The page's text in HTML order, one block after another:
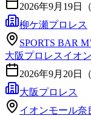
2026年9月19日（
柳ケ瀬プロレス
SPORTS BAR
大阪プロレスイオ
2026年9月20日（
大阪プロレス
イオンモール奈